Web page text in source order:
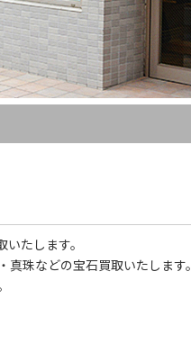
たします。
珠などの宝石買取いたします。